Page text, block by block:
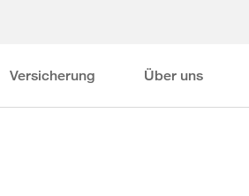
Versicherung Über uns